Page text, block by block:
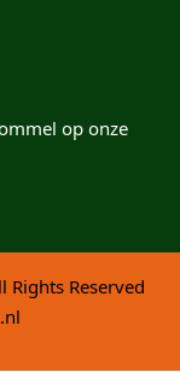
op onze
Reserved